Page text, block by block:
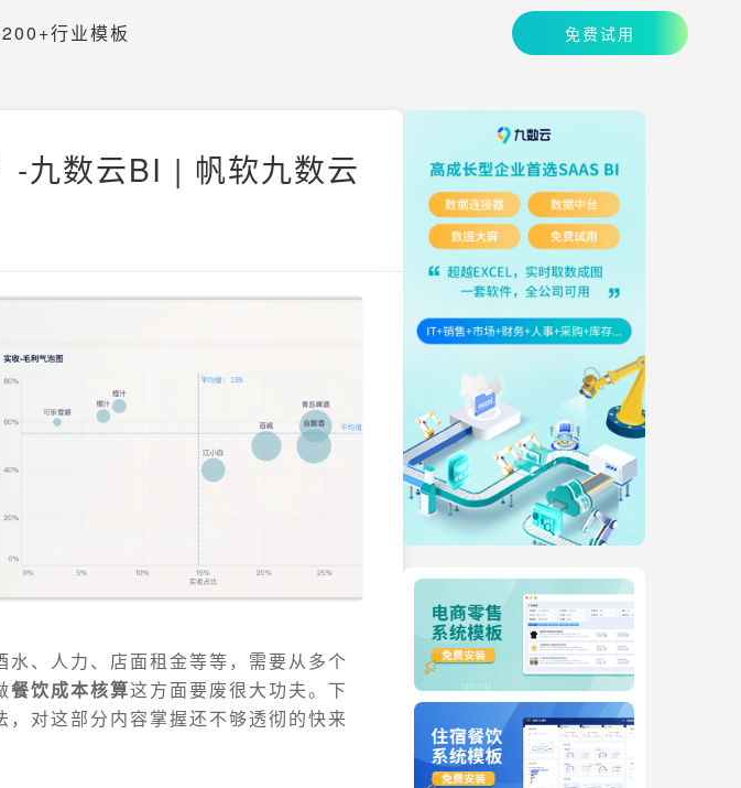
200+行业模板 免费试用
-九数云BI | 帆软九数云
、人力、店面租金等等，需要从多个
餐饮成本核算这方面要废很大功夫。下
对这部分内容掌握还不够透彻的快来